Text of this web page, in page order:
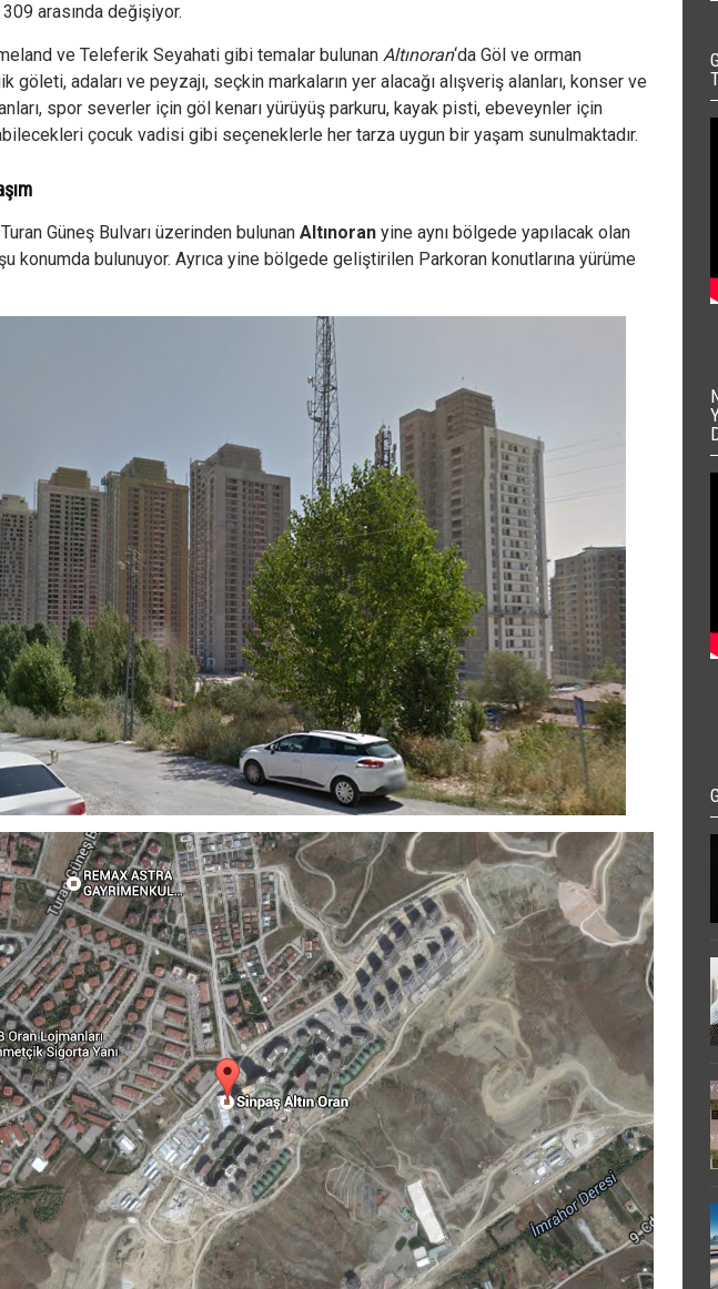
arasında değişiyor.
ve Teleferik Seyahati gibi temalar bulunan Altınoran‘da Göl ve orman
göleti, adaları ve peyzajı, seçkin markaların yer alacağı alışveriş alanları, konser ve
spor severler için göl kenarı yürüyüş parkuru, kayak pisti, ebeveynler için
çocuk vadisi gibi seçeneklerle her tarza uygun bir yaşam sunulmaktadır.
Turan Güneş Bulvarı üzerinden bulunan Altınoran yine aynı bölgede yapılacak olan
konumda bulunuyor. Ayrıca yine bölgede geliştirilen Parkoran konutlarına yürüme